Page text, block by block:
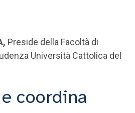
Preside della Facoltà di
Università Cattolica del
coordina